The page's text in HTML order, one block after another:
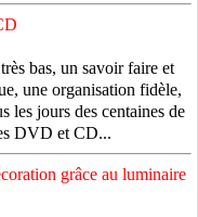
bas, un savoir faire et
une organisation fidèle,
les jours des centaines de
DVD et CD...
grâce au luminaire